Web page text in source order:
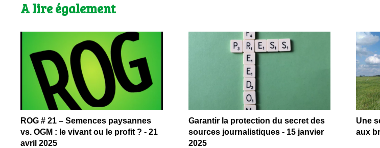
A lire également
ROG # 21 – Semences paysannes
vs. OGM : le vivant ou le profit ? - 21
avril 2025
Garantir la protection du secret des
sources journalistiques - 15 janvier
2025
Une
aux